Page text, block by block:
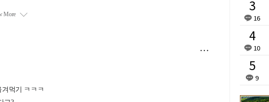
16
10
9